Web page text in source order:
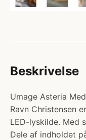
Beskrivelse
Umage Asteria
Ravn Christensen
LED-lyskilde. Med
Dele af indholdet